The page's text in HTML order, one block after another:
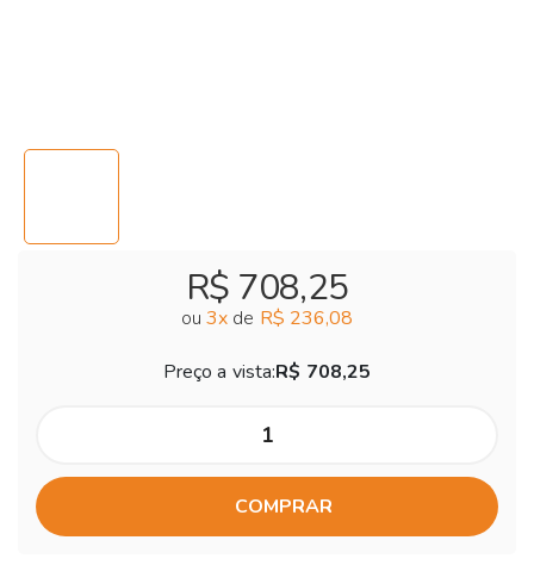
R$ 708,25
ou 3x de R$ 236,08
Preço a vista:R$ 708,25
COMPRAR